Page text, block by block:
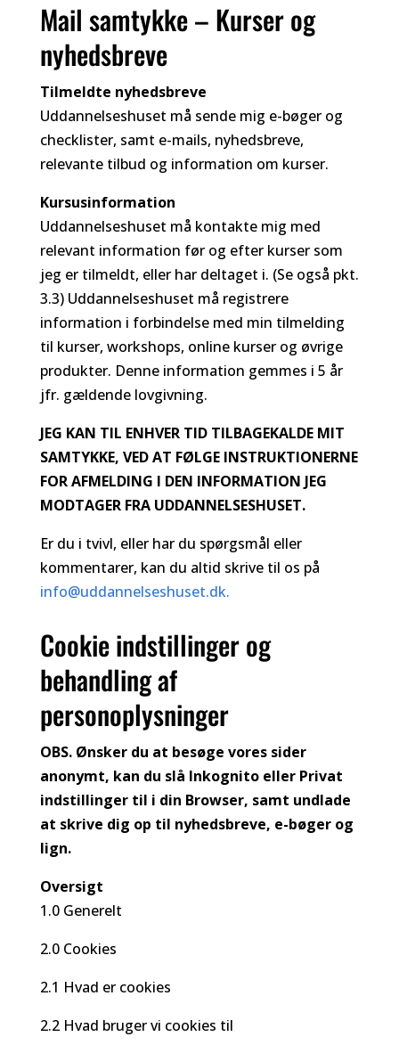
Mail samtykke – Kurser og
nyhedsbreve
Tilmeldte nyhedsbreve
Uddannelseshuset må sende mig e-bøger og
checklister, samt e-mails, nyhedsbreve,
relevante tilbud og information om kurser.
Kursusinformation
Uddannelseshuset må kontakte mig med
relevant information før og efter kurser som
jeg er tilmeldt, eller har deltaget i. (Se også pkt.
3.3) Uddannelseshuset må registrere
information i forbindelse med min tilmelding
til kurser, workshops, online kurser og øvrige
produkter. Denne information gemmes i 5 år
jfr. gældende lovgivning.
JEG KAN TIL ENHVER TID TILBAGEKALDE MIT
SAMTYKKE, VED AT FØLGE INSTRUKTIONERNE
FOR AFMELDING I DEN INFORMATION JEG
MODTAGER FRA UDDANNELSESHUSET.
Er du i tvivl, eller har du spørgsmål eller
kommentarer, kan du altid skrive til os på
info@uddannelseshuset.dk.
Cookie indstillinger og
behandling af
personoplysninger
OBS. Ønsker du at besøge vores sider
anonymt, kan du slå Inkognito eller Privat
indstillinger til i din Browser, samt undlade
at skrive dig op til nyhedsbreve, e-bøger og
lign.
Oversigt
1.0 Generelt
2.0 Cookies
2.1 Hvad er cookies
2.2 Hvad bruger vi cookies til